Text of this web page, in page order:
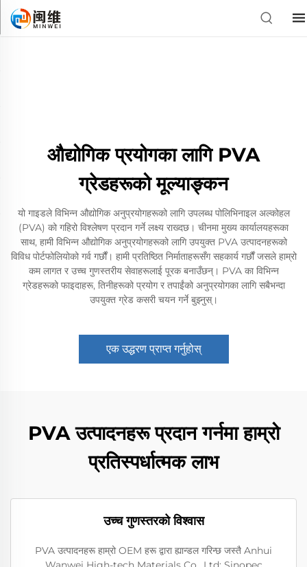
औद्योगिक प्रयोगका लागि PVA
ग्रेडहरूको मूल्याङ्कन
यो गाइडले विभिन्न औद्योगिक अनुप्रयोगहरूको लागि उपलब्ध पोलिभिनाइल अल्कोहल
(PVA) को गहिरो विश्लेषण प्रदान गर्ने लक्ष्य राख्दछ। चीनमा मुख्य कार्यालयहरूका
साथ, हामी विभिन्न औद्योगिक अनुप्रयोगहरूको लागि उपयुक्त PVA उत्पादनहरूको
विविध पोर्टफोलियोको गर्व गर्छौं। हामी प्रतिष्ठित निर्माताहरूसँग सहकार्य गर्छौं जसले हाम्रो
कम लागत र उच्च गुणस्तरीय सेवाहरूलाई पूरक बनाउँछन्। PVA का विभिन्न
ग्रेडहरूको फाइदाहरू, तिनीहरूको प्रयोग र तपाईंको अनुप्रयोगका लागि सबैभन्दा
उपयुक्त ग्रेड कसरी चयन गर्ने बुझ्नुस्।
एक उद्धरण प्राप्त गर्नुहोस्
PVA उत्पादनहरू प्रदान गर्नमा हाम्रो
प्रतिस्पर्धात्मक लाभ
उच्च गुणस्तरको विश्वास
PVA उत्पादनहरू हाम्रो OEM हरू द्वारा ह्यान्डल गरिन्छ जस्तै Anhui